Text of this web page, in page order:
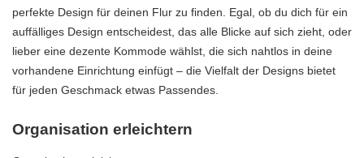
perfekte Design für deinen Flur zu finden. Egal, ob du dich für ein
auffälliges Design entscheidest, das alle Blicke auf sich zieht, oder
lieber eine dezente Kommode wählst, die sich nahtlos in deine
vorhandene Einrichtung einfügt – die Vielfalt der Designs bietet
für jeden Geschmack etwas Passendes.
Organisation erleichtern